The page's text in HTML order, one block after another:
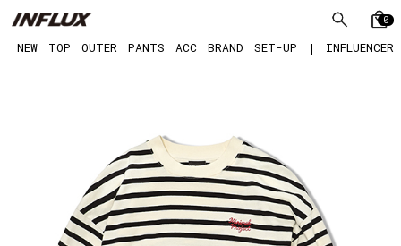
0
NEW TOP OUTER PANTS ACC BRAND SET-UP | INFLUENCER